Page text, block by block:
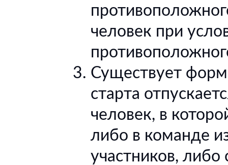
человек при
Существует
старта
человек, в
либо в команде
участников, либо